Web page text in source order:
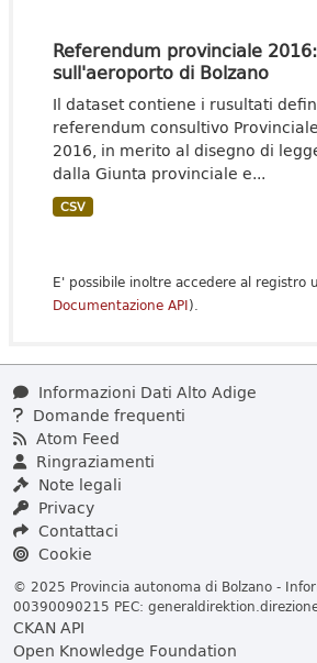
Referendum provinciale
sull'aeroporto di Bolzano
Il dataset contiene i rusultati
referendum consultivo
2016, in merito al disegno di
dalla Giunta provinciale e...
CSV
E' possibile inoltre accedere al registro
Documentazione API).
Informazioni Dati Alto Adige
Domande frequenti
Atom Feed
Ringraziamenti
Note legali
Privacy
Contattaci
Cookie
© 2025 Provincia autonoma di Bolzano -
00390090215 PEC:
CKAN API
Open Knowledge Foundation